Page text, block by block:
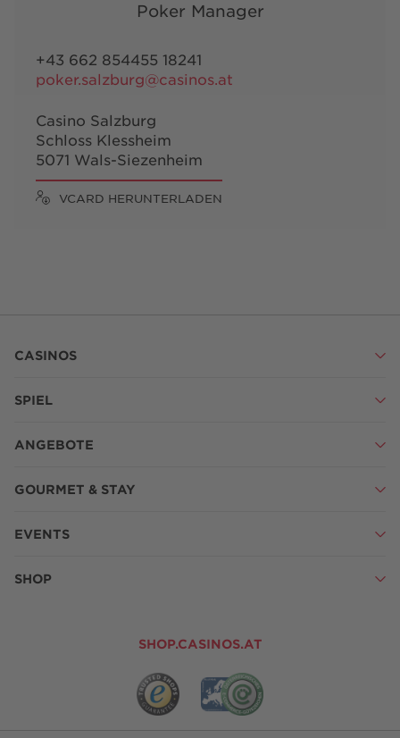
Poker Manager
Casino Salzburg
Schloss Klessheim
5071 Wals-Siezenheim
+43 662 854455 18241
poker.salzburg@casinos.at
VCARD HERUNTERLADEN
CASINOS
SPIEL
ANGEBOTE
GOURMET & STAY
EVENTS
SHOP
SHOP.CASINOS.AT